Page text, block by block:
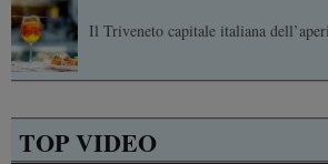
Il Triveneto capitale italiana
TOP VIDEO